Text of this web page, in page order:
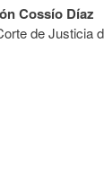
Cossío Díaz
de Justicia